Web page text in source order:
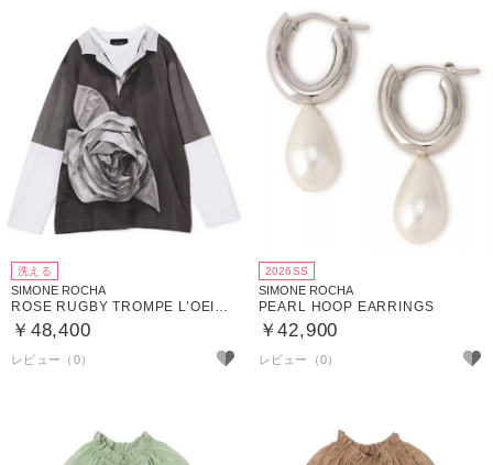
洗える
SIMONE ROCHA
ROSE RUGBY TROMPE L’OEIL PRINT LONG SLEEVE T－SHIRT
￥48,400
2026SS
SIMONE ROCHA
PEARL HOOP EARRINGS
￥42,900